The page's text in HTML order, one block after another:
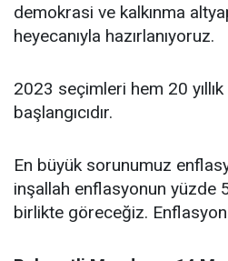
demokrasi ve kalkınma
heyecanıyla hazırlanıyoruz.
2023 seçimleri hem 20
başlangıcıdır.
En büyük sorunumuz
inşallah enflasyonun yüzde
birlikte göreceğiz.